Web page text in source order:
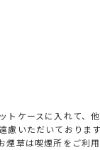
ケースに入れて、
いただいておりま
草は喫煙所をご利